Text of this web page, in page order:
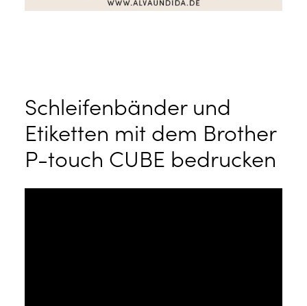
Schleifenbänder und
Etiketten mit dem Brother
P-touch CUBE bedrucken